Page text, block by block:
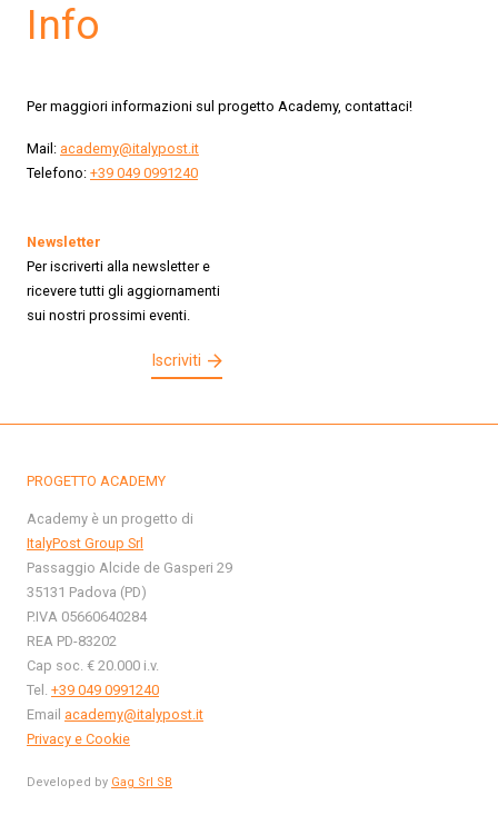
Info
Per maggiori informazioni sul progetto Academy, contattaci!
Mail: academy@italypost.it
Telefono: +39 049 0991240
Newsletter
Per iscriverti alla newsletter e
ricevere tutti gli aggiornamenti
sui nostri prossimi eventi.
Iscriviti
PROGETTO ACADEMY
Academy è un progetto di
ItalyPost Group Srl
Passaggio Alcide de Gasperi 29
35131 Padova (PD)
P.IVA 05660640284
REA PD-83202
Cap soc. € 20.000 i.v.
Tel. +39 049 0991240
Email academy@italypost.it
Privacy e Cookie
Developed by Gag Srl SB